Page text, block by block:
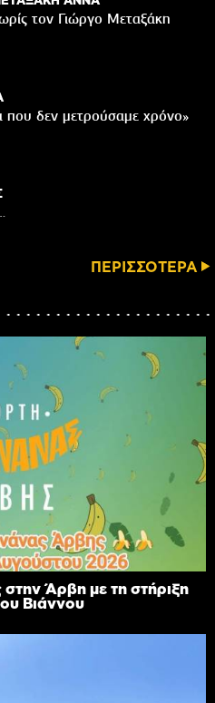
τον Γιώργο Μεταξάκη
που δεν μετρούσαμε χρόνο»
ΠΕΡΙΣΣΟΤΕΡΑ
Άρβη με τη στήριξη
Βιάννου